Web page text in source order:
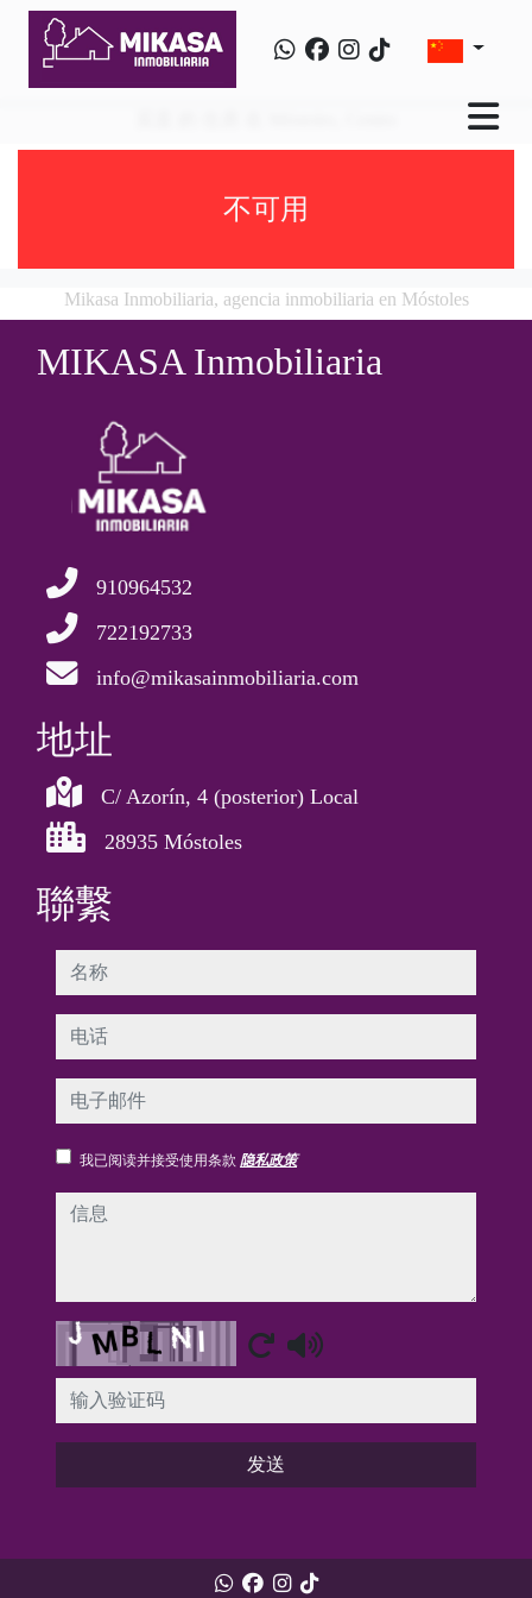
不可用
Mikasa Inmobiliaria, agencia inmobiliaria en Móstoles
MIKASA Inmobiliaria
910964532
722192733
info@mikasainmobiliaria.com
地址
C/ Azorín, 4 (posterior) Local
28935 Móstoles
聯繫
名称
电话
电子邮件
我已阅读并接受使用条款 隐私政策
信息
Captcha
发送